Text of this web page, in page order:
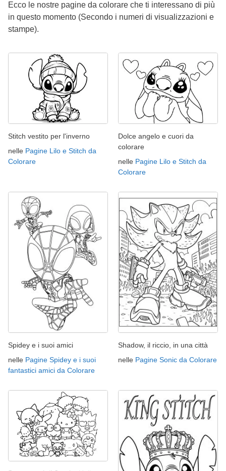
Ecco le nostre pagine da colorare che ti interessano di più
in questo momento (Secondo i numeri di visualizzazioni e
stampe).
Stitch vestito per l'inverno
nelle Pagine Lilo e Stitch da
Colorare
Dolce angelo e cuori da
colorare
nelle Pagine Lilo e Stitch da
Colorare
Spidey e i suoi amici
nelle Pagine Spidey e i suoi
fantastici amici da Colorare
Shadow, il riccio, in una città
nelle Pagine Sonic da Colorare